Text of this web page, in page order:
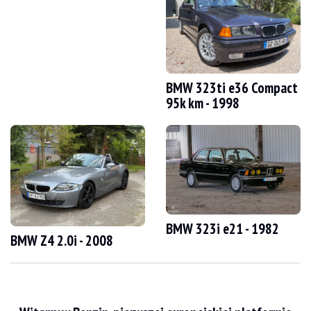
DOKUMENT REJESTRACYJNY POJAZDU
Opis
BMW M5 e60 z 2005 roku pochodzi z Niemiec i ma przebieg 59 500 km
Z zewnątrz sprzedawca twierdzi, że pojazd jest w dobrym stanie. Nadwozie
BMW 323ti e36 Compact
95k km - 1998
BMW Z4 2.0i - 2008
BMW 323i e21 - 1982